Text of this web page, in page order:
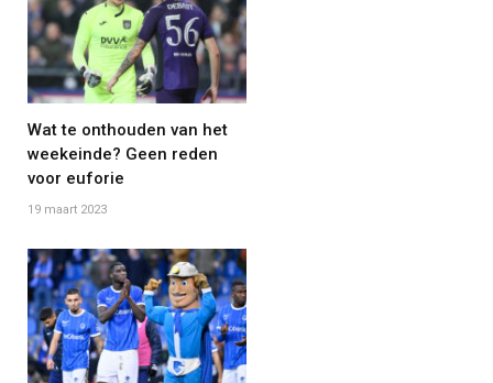
Wat te onthouden van het
weekeinde? Geen reden
voor euforie
19 maart 2023